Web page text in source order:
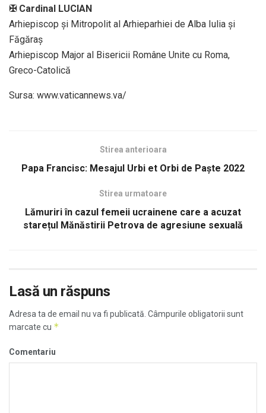
✠ Cardinal LUCIAN
Arhiepiscop și Mitropolit al Arhieparhiei de Alba Iulia și
Făgăraș
Arhiepiscop Major al Bisericii Române Unite cu Roma,
Greco-Catolică
Sursa: www.vaticannews.va/
Stirea anterioara
Papa Francisc: Mesajul Urbi et Orbi de Paşte 2022
Stirea urmatoare
Lămuriri în cazul femeii ucrainene care a acuzat
starețul Mănăstirii Petrova de agresiune sexuală
Lasă un răspuns
Adresa ta de email nu va fi publicată. Câmpurile obligatorii sunt
marcate cu *
Comentariu